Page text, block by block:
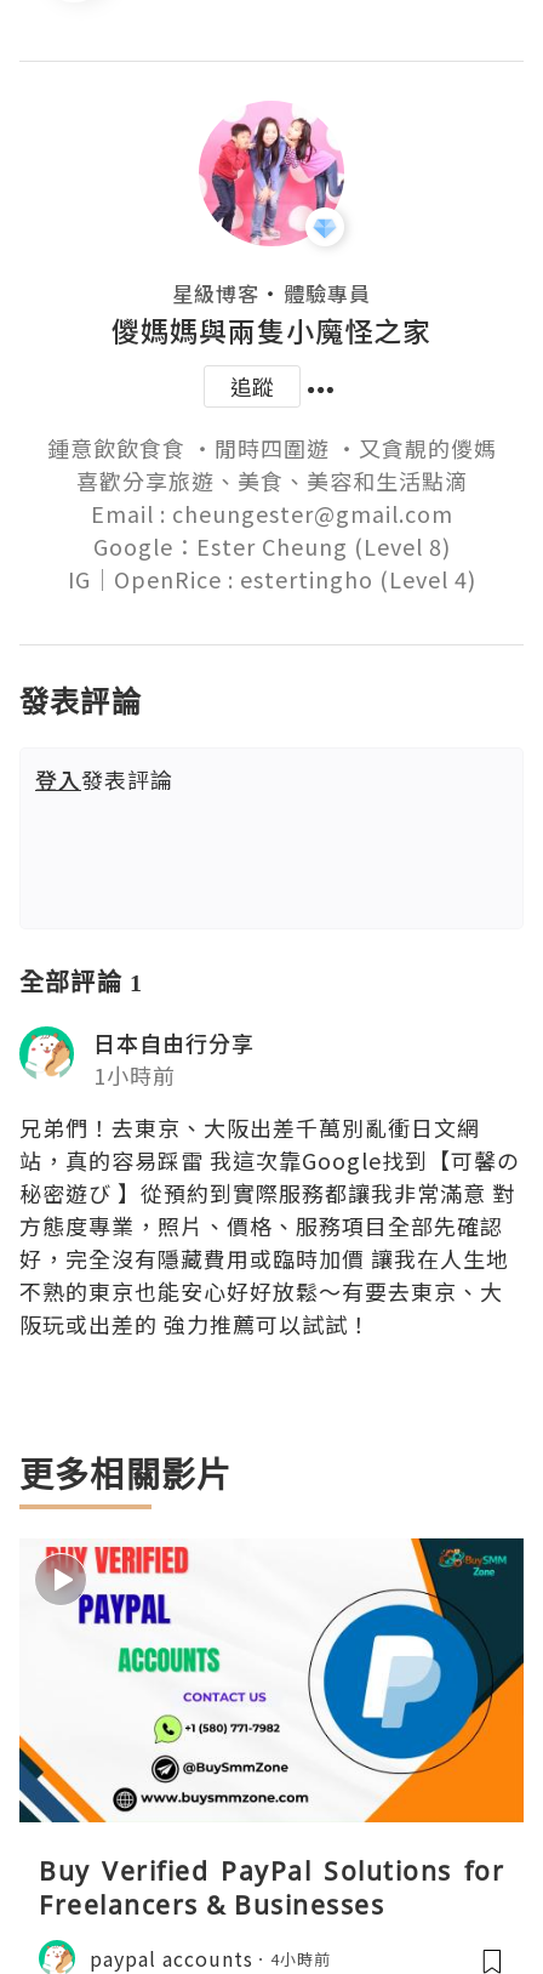
星級博客 ・ 體驗專員
儍媽媽與兩隻小魔怪之家
追蹤
鍾意飲飲食食 ‧閒時四圍遊 ‧又貪靚的儍媽
喜歡分享旅遊、美食、美容和生活點滴
Email : cheungester@gmail.com
Google：Ester Cheung (Level 8)
發表評論
登入發表評論
全部評論 1
日本自由行分享
1小時前
兄弟們！去東京、大阪出差千萬別亂衝日文網
站，真的容易踩雷 我這次靠Google找到【可馨の
秘密遊び 】從預約到實際服務都讓我非常滿意 對
方態度專業，照片、價格、服務項目全部先確認
好，完全沒有隱藏費用或臨時加價 讓我在人生地
不熟的東京也能安心好好放鬆～有要去東京、大
阪玩或出差的 強力推薦可以試試！
更多相關影片
Buy Verified PayPal Solutions for
Freelancers & Businesses
paypal accounts 4小時前